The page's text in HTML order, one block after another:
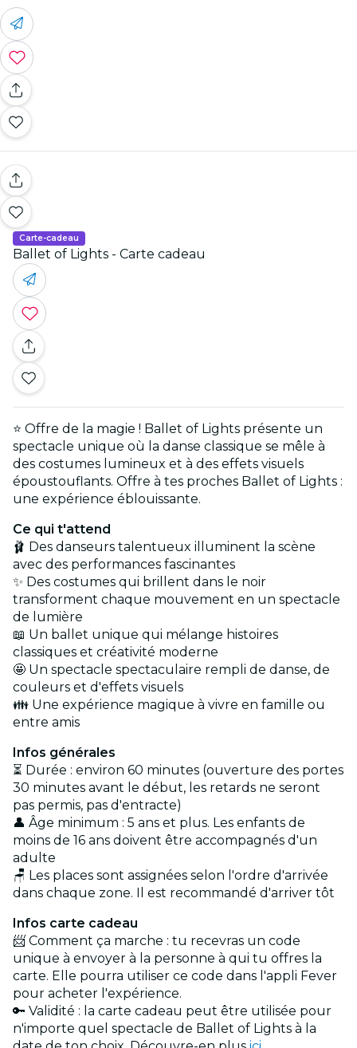
Carte-cadeau
Ballet of Lights - Carte cadeau
⭐ Offre de la magie ! Ballet of Lights présente un
spectacle unique où la danse classique se mêle à
des costumes lumineux et à des effets visuels
époustouflants. Offre à tes proches Ballet of Lights :
une expérience éblouissante.
Ce qui t'attend
🩰 Des danseurs talentueux illuminent la scène
avec des performances fascinantes
✨ Des costumes qui brillent dans le noir
transforment chaque mouvement en un spectacle
de lumière
📖 Un ballet unique qui mélange histoires
classiques et créativité moderne
🤩 Un spectacle spectaculaire rempli de danse, de
couleurs et d'effets visuels
👪 Une expérience magique à vivre en famille ou
entre amis
Infos générales
⏳ Durée : environ 60 minutes (ouverture des portes
30 minutes avant le début, les retards ne seront
pas permis, pas d'entracte)
👤 Âge minimum : 5 ans et plus. Les enfants de
moins de 16 ans doivent être accompagnés d'un
adulte
🪑 Les places sont assignées selon l'ordre d'arrivée
dans chaque zone. Il est recommandé d'arriver tôt
Infos carte cadeau
📨 Comment ça marche : tu recevras un code
unique à envoyer à la personne à qui tu offres la
carte. Elle pourra utiliser ce code dans l'appli Fever
pour acheter l'expérience.
🔑 Validité : la carte cadeau peut être utilisée pour
n'importe quel spectacle de Ballet of Lights à la